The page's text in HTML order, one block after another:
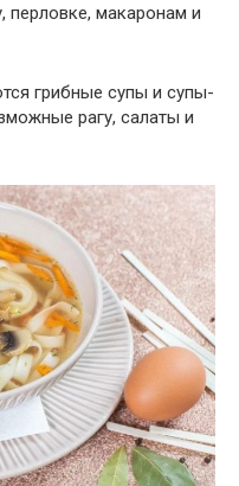
перловке, макаронам и
грибные супы и супы-
рагу, салаты и